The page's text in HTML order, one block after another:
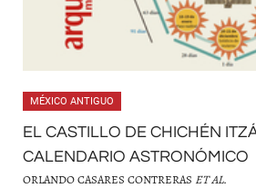
MÉXICO ANTIGUO
EL CASTILLO DE CHICHÉN
CALENDARIO ASTRONÓMICO
ORLANDO CASARES CONTRERAS ET AL.